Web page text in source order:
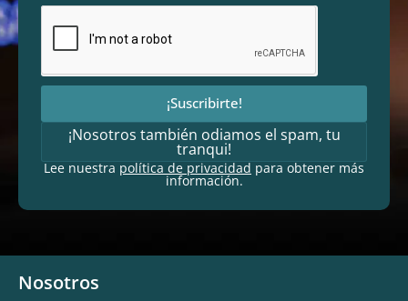
¡Suscribirte!
¡Nosotros también odiamos el spam, tu
tranqui!
Lee nuestrapolítica de privacidadpara obtener más
información.
Nosotros